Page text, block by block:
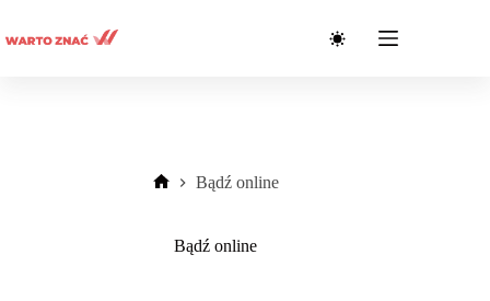
treści
Bądź online
Bądź online